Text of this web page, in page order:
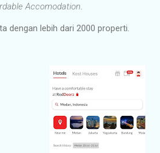
Accomodation
dengan lebih dari 2000 properti.